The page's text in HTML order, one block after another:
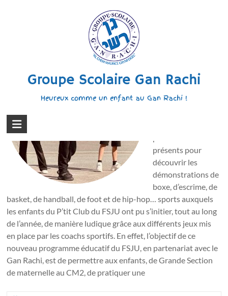
Groupe Scolaire Gan Rachi
Heureux comme un enfant au Gan Rachi !
Le P’tit Club du FSJU en spectacle !
présenté le premier
d’année du P’tit
présents pour
découvrir les
démonstrations de
boxe, d’escrime, de
basket, de handball, de foot et de hip-hop… sports auxquels
les enfants du P’tit Club du FSJU ont pu s’initier, tout au long
de l’année, de manière ludique grâce aux différents jeux mis
en place par les coachs sportifs. En effet, l’objectif de ce
nouveau programme éducatif du FSJU, en partenariat avec le
Gan Rachi, est de permettre aux enfants, de Grande Section
de maternelle au CM2, de pratiquer une